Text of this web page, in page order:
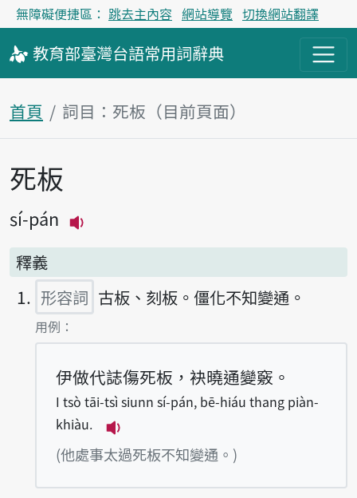
無障礙便捷區： 跳去主內容 網站導覽 切換網站翻譯
教育部臺灣台語常用詞辭典
首頁 詞目：死板（目前頁面）
主內容區塊
死板
sí-pán
釋義
形容詞 古板、刻板。僵化不知變通。
第1項釋義的
用例：
伊做代誌傷死板，袂曉通變竅。
I tsò tāi-tsì siunn sí-pán, bē-hiáu thang piàn-
khiàu.
播放例句I tsò tāi-tsì siunn sí-
(他處事太過死板不知變通。)